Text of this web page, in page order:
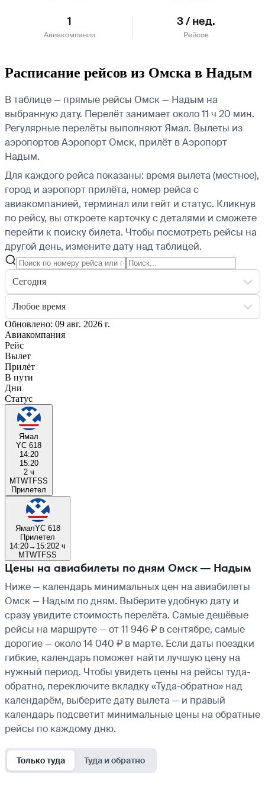
1
Авиакомпании
3 / нед.
Рейсов
Расписание рейсов из Омска в Надым
В таблице — прямые рейсы Омск — Надым на
выбранную дату. Перелёт занимает около 11 ч 20 мин.
Регулярные перелёты выполняют Ямал. Вылеты из
аэропортов Аэропорт Омск, прилёт в Аэропорт
Надым.
Для каждого рейса показаны: время вылета (местное),
город и аэропорт прилёта, номер рейса с
авиакомпанией, терминал или гейт и статус. Кликнув
по рейсу, вы откроете карточку с деталями и сможете
перейти к поиску билета. Чтобы посмотреть рейсы на
другой день, измените дату над таблицей.
Сегодня
Любое время
Обновлено: 09 авг. 2026 г.
Авиакомпания
Рейс
Вылет
Прилёт
В пути
Дни
Статус
Ямал
YC 618
14:20
15:20
2 ч
MTWTFSS
Прилетел
ЯмалYC 618
Прилетел
14:20→ 15:202 ч
MTWTFSS
Цены на авиабилеты по дням Омск — Надым
Ниже — календарь минимальных цен на авиабилеты
Омск — Надым по дням. Выберите удобную дату и
сразу увидите стоимость перелёта. Самые дешёвые
рейсы на маршруте — от 11 946 ₽ в сентябре, самые
дорогие — около 14 040 ₽ в марте. Если даты поездки
гибкие, календарь поможет найти лучшую цену на
нужный период. Чтобы увидеть цены на рейсы туда-
обратно, переключите вкладку «Туда-обратно» над
календарём, выберите дату вылета — и правый
календарь подсветит минимальные цены на обратные
рейсы по каждому дню.
Только туда Туда и обратно